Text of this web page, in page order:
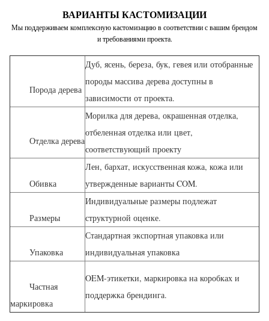
ВАРИАНТЫ КАСТОМИЗАЦИИ
Мы поддерживаем комплексную кастомизацию в соответствии с вашим брендом
и требованиями проекта.
Порода дерева
Дуб, ясень, береза, бук, гевея или отобранные
породы массива дерева доступны в
зависимости от проекта.
Отделка дерева
Морилка для дерева, окрашенная отделка,
отбеленная отделка или цвет,
соответствующий проекту
Обивка
Лен, бархат, искусственная кожа, кожа или
утвержденные варианты COM.
Размеры
Индивидуальные размеры подлежат
структурной оценке.
Упаковка
Стандартная экспортная упаковка или
индивидуальная упаковка
Частная
маркировка
OEM-этикетки, маркировка на коробках и
поддержка брендинга.